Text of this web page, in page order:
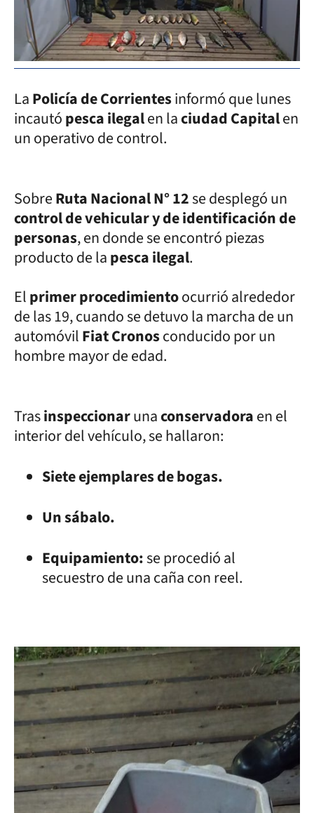
LaPolicía de Corrientesinformó que lunes
incautópesca ilegalen laciudad Capitalen
un operativo de control.
SobreRuta Nacional N° 12se desplegó un
control de vehicular y de identificación de
personas, en donde se encontró piezas
producto de lapesca ilegal.
Elprimer procedimientoocurrió alrededor
de las 19, cuando se detuvo la marcha de un
automóvilFiat Cronosconducido por un
hombre mayor de edad.
Trasinspeccionarunaconservadoraen el
interior del vehículo, se hallaron:
Siete ejemplares de bogas.
Un sábalo.
Equipamiento:se procedió al
secuestro de una caña con reel.